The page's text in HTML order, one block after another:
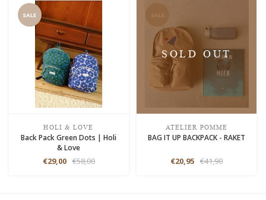
SALE
HOLI & LOVE
Back Pack Green Dots | Holi
& Love
€29,00 €58,00
SALE
SOLD OUT
ATELIER POMME
BAG IT UP BACKPACK - RAKET
€20,95 €41,90